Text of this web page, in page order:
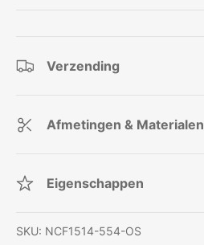
Verzending
Afmetingen & Materialen
Eigenschappen
SKU: NCF1514-554-OS